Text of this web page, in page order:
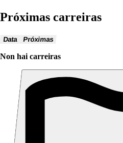
Próximas carreiras
Data Próximas
Non hai carreiras